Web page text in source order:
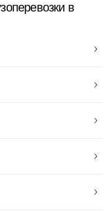
в